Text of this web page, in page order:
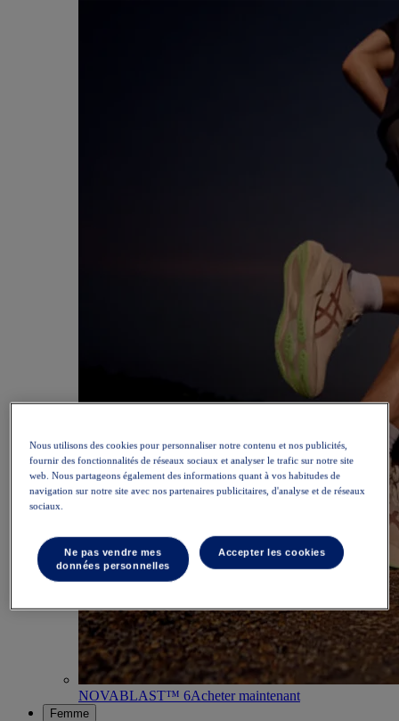
NOVABLAST™ 6Acheter maintenant
Femme
Nous utilisons des cookies pour personnaliser notre contenu et nos publicités,
fournir des fonctionnalités de réseaux sociaux et analyser le trafic sur notre site
web. Nous partageons également des informations quant à vos habitudes de
navigation sur notre site avec nos partenaires publicitaires, d'analyse et de réseaux
sociaux.
Ne pas vendre mes
données personnelles
Accepter les cookies